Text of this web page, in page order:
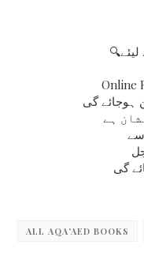
Online
ہوجائے گی
ہے
سے
گی
ALL AQA'AED BOOKS